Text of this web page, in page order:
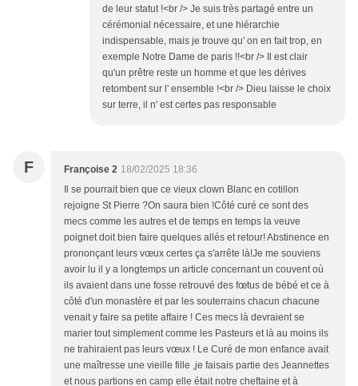
de leur statut !<br /> Je suis très partagé entre un
cérémonial nécessaire, et une hiérarchie
indispensable, mais je trouve qu' on en fait trop, en
exemple Notre Dame de paris !!<br /> Il est clair
qu'un prêtre reste un homme et que les dérives
retombent sur l' ensemble !<br /> Dieu laisse le choix
sur terre, il n' est certes pas responsable
F Françoise 2 18/02/2025 18:36
Il se pourrait bien que ce vieux clown Blanc en cotillon
rejoigne St Pierre ?On saura bien !Côté curé ce sont des
mecs comme les autres et de temps en temps la veuve
poignet doit bien faire quelques allés et retour! Abstinence en
prononçant leurs vœux certes ça s'arrête là!Je me souviens
avoir lu il y a longtemps un article concernant un couvent où
ils avaient dans une fosse retrouvé des fœtus de bébé et ce à
côté d'un monastère et par les souterrains chacun chacune
venait y faire sa petite affaire ! Ces mecs là devraient se
marier tout simplement comme les Pasteurs et là au moins ils
ne trahiraient pas leurs vœux ! Le Curé de mon enfance avait
une maîtresse une vieille fille ,je faisais partie des Jeannettes
et nous partions en camp elle était notre cheftaine et à